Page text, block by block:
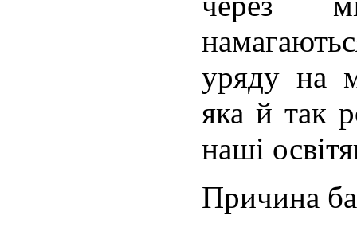
уряду на
яка й так
наші
Причина